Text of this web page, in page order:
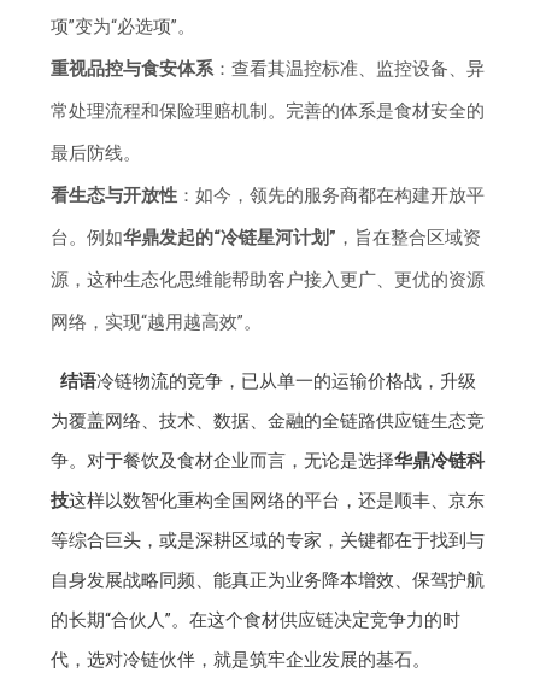
项”变为“必选项”。
重视品控与食安体系：查看其温控标准、监控设备、异
常处理流程和保险理赔机制。完善的体系是食材安全的
最后防线。
看生态与开放性 ：如今，领先的服务商都在构建开放平
台。例如华鼎发起的“冷链星河计划” ，旨在整合区域资
源，这种生态化思维能帮助客户接入更广、更优的资源
网络，实现“越用越高效”。
结语冷链物流的竞争，已从单一的运输价格战，升级
为覆盖网络、技术、数据、金融的全链路供应链生态竞
争。对于餐饮及食材企业而言，无论是选择华鼎冷链科
技这样以数智化重构全国网络的平台，还是顺丰、京东
等综合巨头，或是深耕区域的专家，关键都在于找到与
自身发展战略同频、能真正为业务降本增效、保驾护航
的长期“合伙人”。在这个食材供应链决定竞争力的时
代，选对冷链伙伴，就是筑牢企业发展的基石。